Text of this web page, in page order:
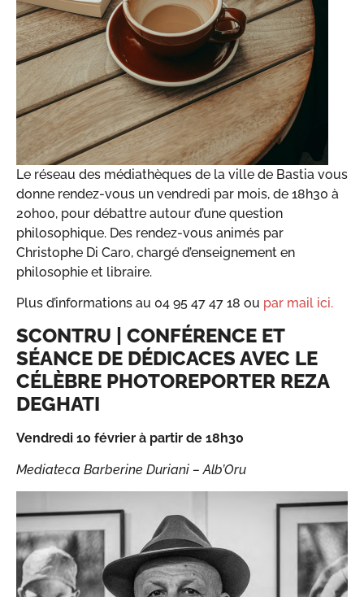
Le réseau des médiathèques de la ville de Bastia vous
donne rendez-vous un vendredi par mois, de 18h30 à
20h00, pour débattre autour d’une question
philosophique. Des rendez-vous animés par
Christophe Di Caro, chargé d’enseignement en
philosophie et libraire.
Plus d’informations au 04 95 47 47 18 ou par mail ici.
SCONTRU | CONFÉRENCE ET
SÉANCE DE DÉDICACES AVEC LE
CÉLÈBRE PHOTOREPORTER REZA
DEGHATI
Vendredi 10 février à partir de 18h30
Mediateca Barberine Duriani – Alb’Oru